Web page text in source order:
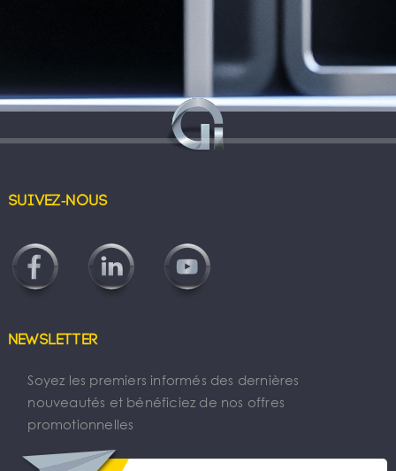
Suivez-nous
Newsletter
Soyez les premiers informés des dernières
nouveautés et bénéficiez de nos offres
promotionnelles